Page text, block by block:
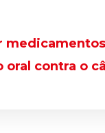
contra o